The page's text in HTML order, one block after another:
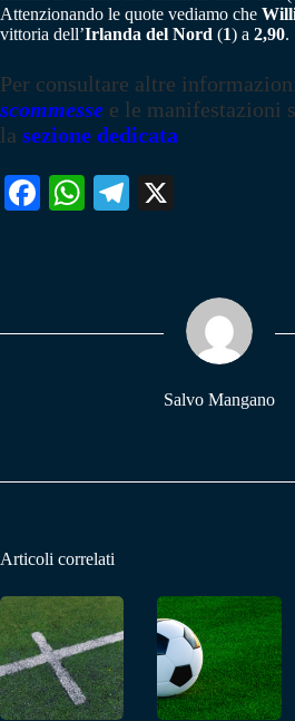
Attenzionando le quote vediamo che
vittoria dell’Irlanda del Nord (1) a 2,90.
Per consultare altre
scommesse e le manifestazioni
la sezione dedicata
Fa W
pp
Te
m
Salvo Mangano
Articoli correlati